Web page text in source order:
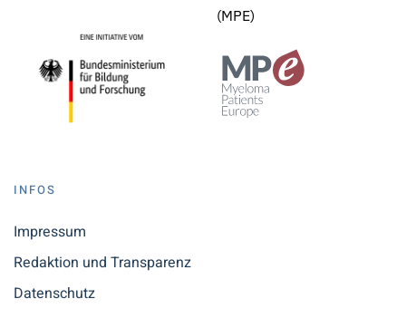
(MPE)
INFOS
Impressum
Redaktion und Transparenz
Datenschutz